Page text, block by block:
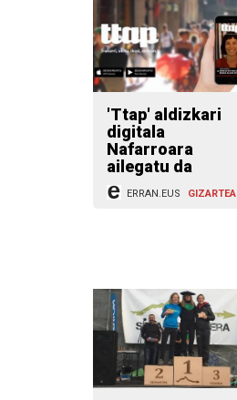
'Ttap' aldizkari
digitala
Nafarroara
ailegatu da
ERRAN.EUS GIZARTEA